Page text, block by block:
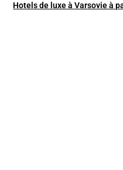
Hotels de luxe à Varsovie à